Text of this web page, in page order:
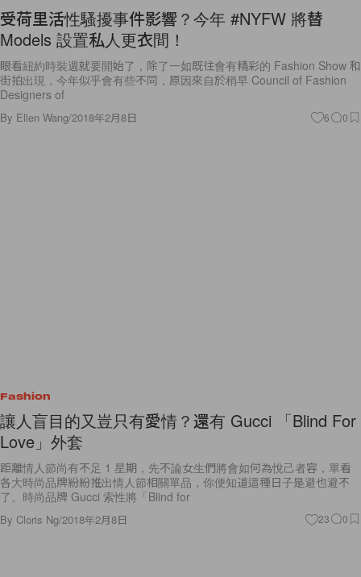
受荷里活性騷擾事件影響？今年 #NYFW 將替
Models 設置私人更衣間！
眼看紐約時裝週就要開始了，除了一如既往會有精彩的 Fashion Show 和
街拍出現，今年似乎會有些不同，原因來自於稍早 Council of Fashion
Designers of
By Ellen Wang/2018年2月8日 6 0
Fashion
讓人盲目的又豈只有愛情？還有 Gucci 「Blind For
Love」外套
距離情人節尚有不足 1 星期，先不論女生們將會如何為悅己者容，單看
各大時尚品牌紛紛推出情人節相關單品，你便知道這種日子是避也避不
了。時尚品牌 Gucci 索性將「Blind for
By Cloris Ng/2018年2月8日 23 0